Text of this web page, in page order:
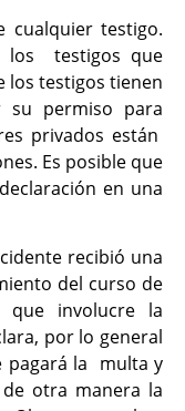
cualquier testigo.
los testigos que
los testigos tienen
permiso para
privados están
Es posible que
en una
recibió una
del curso de
que involucre la
por lo general
pagará la multa y
otra manera la